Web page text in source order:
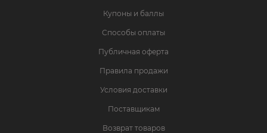
Купоны и баллы
Способы оплаты
Публичная оферта
Правила продажи
Условия доставки
Поставщикам
Возврат товаров